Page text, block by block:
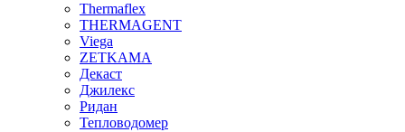
Thermaflex
THERMAGENT
Viega
ZETKAMA
Декаст
Джилекс
Ридан
Тепловодомер